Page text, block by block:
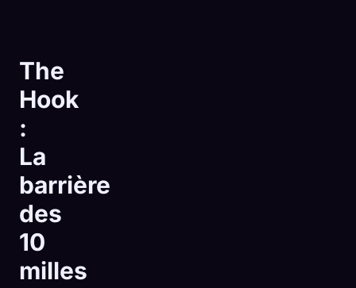
The
Hook
:
La
barrière
des
10
milles
🧬Xeno Database